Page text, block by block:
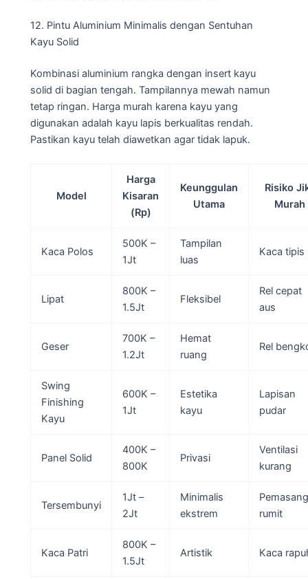
12. Pintu Aluminium Minimalis dengan Sentuhan
Kayu Solid
Kombinasi aluminium rangka dengan insert kayu
solid di bagian tengah. Tampilannya mewah namun
tetap ringan. Harga murah karena kayu yang
digunakan adalah kayu lapis berkualitas rendah.
Pastikan kayu telah diawetkan agar tidak lapuk.
Model
Harga
Kisaran
(Rp)
Keunggulan
Utama
Risiko
Murah
Kaca Polos
500K –
1Jt
Tampilan
luas
Kaca tipis
Lipat
800K –
1.5Jt
Fleksibel
Rel cepat
aus
Geser
700K –
1.2Jt
Hemat
ruang
Rel
Swing
Finishing
Kayu
600K –
1Jt
Estetika
kayu
Lapisan
pudar
Panel Solid
400K –
800K
Privasi
Ventilasi
kurang
Tersembunyi
1Jt –
2Jt
Minimalis
ekstrem
rumit
Kaca Patri
800K –
1.5Jt
Artistik Kaca